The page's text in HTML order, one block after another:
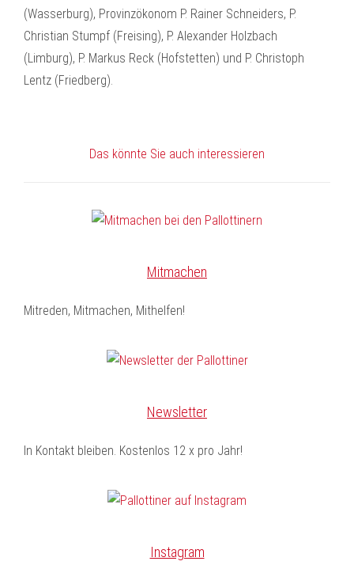
(Wasserburg), Provinzökonom P. Rainer Schneiders, P.
Christian Stumpf (Freising), P. Alexander Holzbach
(Limburg), P. Markus Reck (Hofstetten) und P. Christoph
Lentz (Friedberg).
Das könnte Sie auch interessieren
Mitmachen
Mitreden, Mitmachen, Mithelfen!
Newsletter
In Kontakt bleiben. Kostenlos 12 x pro Jahr!
Instagram